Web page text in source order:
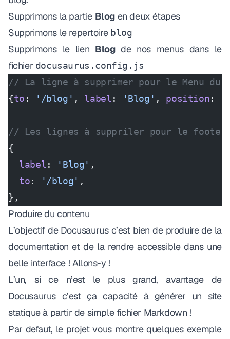
Supprimons la partie Blog en deux étapes
Supprimons le repertoire blog
Supprimons le lien Blogde nos menus dans le
fichier docusaurus.config.js
// La ligne à supprimer pour le Menu du
{to : '/blog' , label : 'Blog' , position:
// Les lignes à suppriler pour le
{
  label
: 'Blog' ,
  to
: '/blog' ,
},
Produire du contenu
L’objectif de Docusaurus c’est bien de produire de la
documentation et de la rendre accessible dans une
belle interface ! Allons-y !
L’un, si ce n’est le plus grand, avantage de
Docusaurus c’est ça capacité à générer un site
statique à partir de simplefichier Markdown !
Par defaut, le projet vous montre quelques exemple